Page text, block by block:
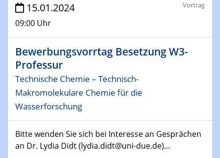
13.02.2024
Electrocatalysis as a Major Enabling
Technology for Decarbonization
ZBT
14.02.2024
"Lhyfe - Produzent und Lieferant von
grünem und erneuerbarem Wasserstoff.
Praxisfall, Projekt Duisburg
SFB 247
Jahrestreffen
15.01.2024
09:00 Uhr
Vortrag
Bewerbungsvorrtag Besetzung W3-
Professur
Technische Chemie – Technisch-
Makromolekulare Chemie für die
Wasserforschung
Bitte wenden Sie sich bei Interesse an Gesprächen
an Dr. Lydia Didt (lydia.didt@uni-due.de)...